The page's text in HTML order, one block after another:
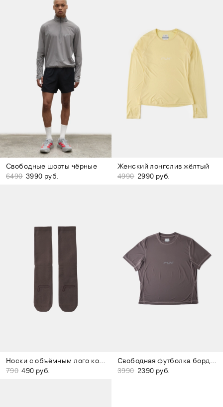
Свободные шорты чёрные
6490 3990 руб.
Женский лонгслив жёлтый
4990 2990 руб.
Носки с объёмным лого коричневые
790 490 руб.
Свободная футболка бордово-коричневая
3990 2390 руб.